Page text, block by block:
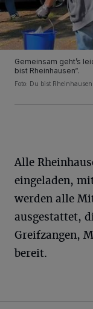
Gemeinsam geht’s
bist Rheinhausen“.
Foto: Du bist Rheinhausen
Alle
eingeladen,
werden alle
ausgestattet,
Greifzangen,
bereit.